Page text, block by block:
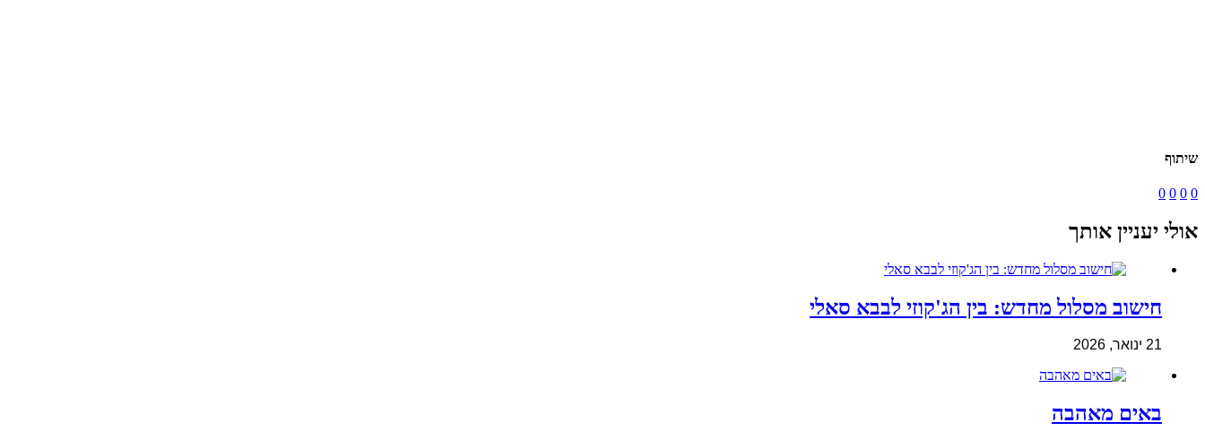
שיתוף
0
0
0
0
אולי יעניין אותך
חישוב מסלול מחדש: בין הג'קוזי לבבא סאלי
21 ינואר, 2026
באים מאהבה